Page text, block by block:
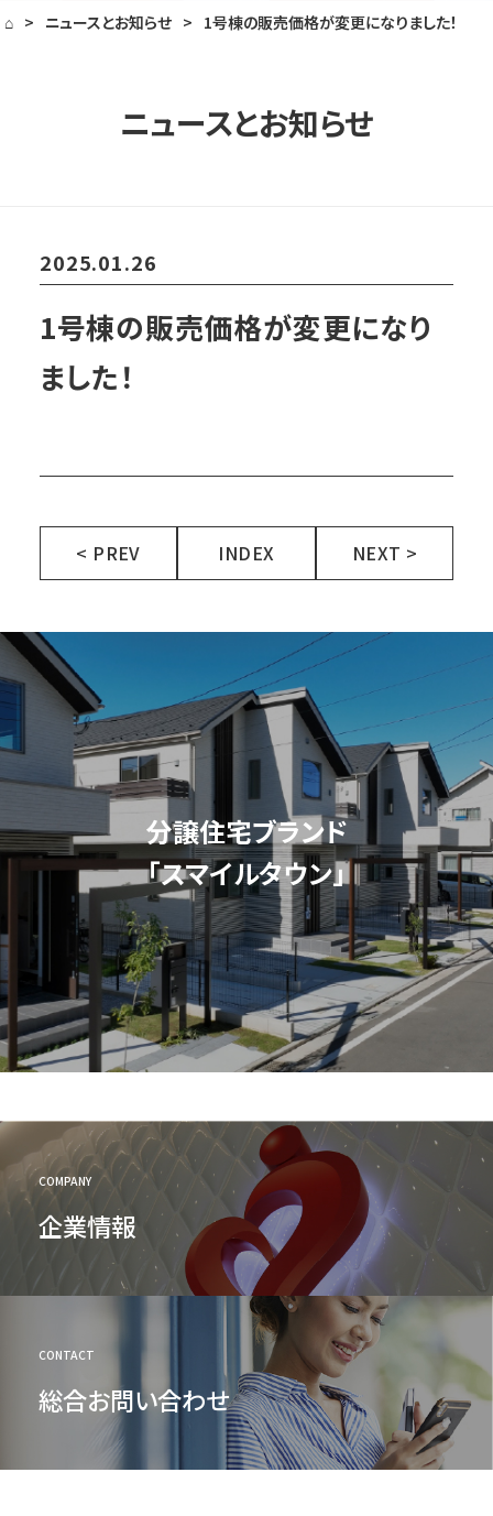
⌂ > ニュースとお知らせ > 1号棟の販売価格が変更になりました！
ニュースとお知らせ
2025.01.26
1号棟の販売価格が変更になり
ました！
< PREV INDEX NEXT >
分譲住宅ブランド
「スマイルタウン」
COMPANY
企業情報
CONTACT
総合お問い合わせ